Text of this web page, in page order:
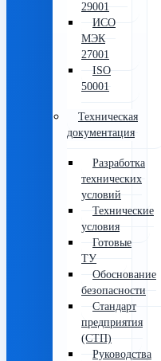
29001
ИСО
МЭК
27001
ISO
50001
Техническая
документация
Разработка
технических
условий
Технические
условия
Готовые
ТУ
Обоснование
безопасности
Стандарт
предприятия
(СТП)
Руководства